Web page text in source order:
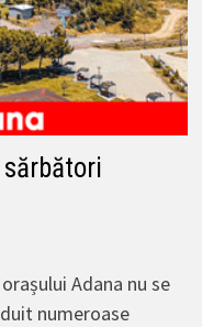
Adana nu se
numeroase